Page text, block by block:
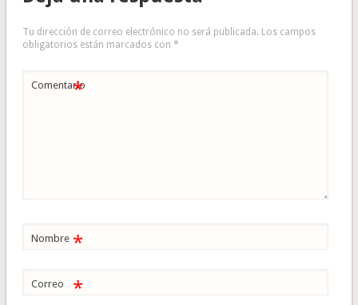
Tu dirección de correo electrónico no será publicada. Los campos
obligatorios están marcados con *
Comentario
*
Nombre *
Correo *